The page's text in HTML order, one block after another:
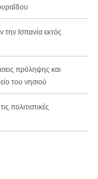
την Ισπανία εκτός
πρόληψης και
του νησιού
πολιτιστικές